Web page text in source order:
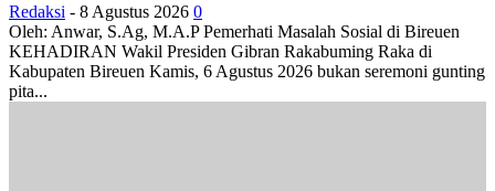
Redaksi - 8 Agustus 2026 0
Oleh: Anwar, S.Ag, M.A.P Pemerhati Masalah Sosial di Bireuen
KEHADIRAN Wakil Presiden Gibran Rakabuming Raka di
Kabupaten Bireuen Kamis, 6 Agustus 2026 bukan seremoni gunting
pita...